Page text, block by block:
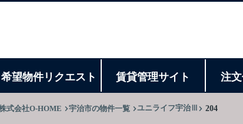
希望物件リクエスト 賃貸管理サイト 注
式会社O-HOME 宇治市の物件一覧 ユニライフ宇治Ⅲ 204